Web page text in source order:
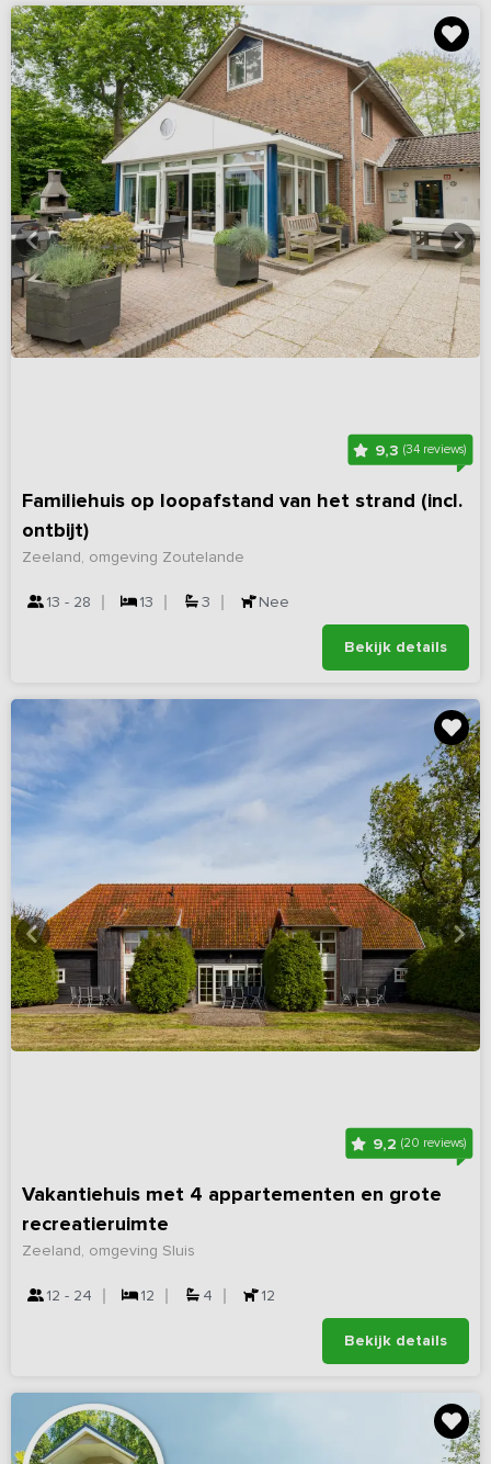
9,3(34 reviews)
Familiehuis op loopafstand van het strand (incl.
ontbijt)
Zeeland, omgeving Zoutelande
13 - 28 13 3 Nee
Bekijk details
9,2 (20 reviews)
Vakantiehuis met 4 appartementen en grote
recreatieruimte
Zeeland, omgeving Sluis
12 - 24 12 4 12
Bekijk details